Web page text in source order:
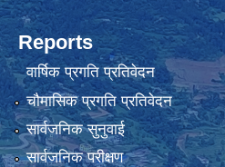
Reports
वार्षिक प्रगति प्रतिवेदन
चौमासिक प्रगति प्रतिवेदन
सार्वजनिक सुनुवाई
सार्वजनिक परीक्षण